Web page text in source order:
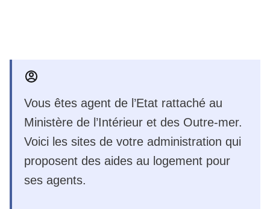
Vous êtes agent de l’Etat rattaché au
Ministère de l’Intérieur et des Outre-mer.
Voici les sites de votre administration qui
proposent des aides au logement pour
ses agents.